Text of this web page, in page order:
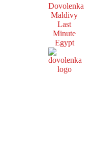
Dovolenka
Maldivy
Last
Minute
Egypt